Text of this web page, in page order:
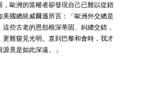
，歐洲的當權者卻發現自己已難以從錯
國總統威爾遜所言：「歐洲外交總是
些古老的恩怨根深蒂固、糾纏交錯，
更難窺見光明。直到巴黎和會時，我才
竟是如此深遠。」